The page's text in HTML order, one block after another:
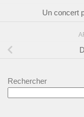
Un concert
Rechercher